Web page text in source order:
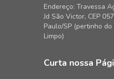
Endereço: Travessa
Jd São Victor, CEP
Paulo/SP (pertinho
Limpo)
Curta nossa